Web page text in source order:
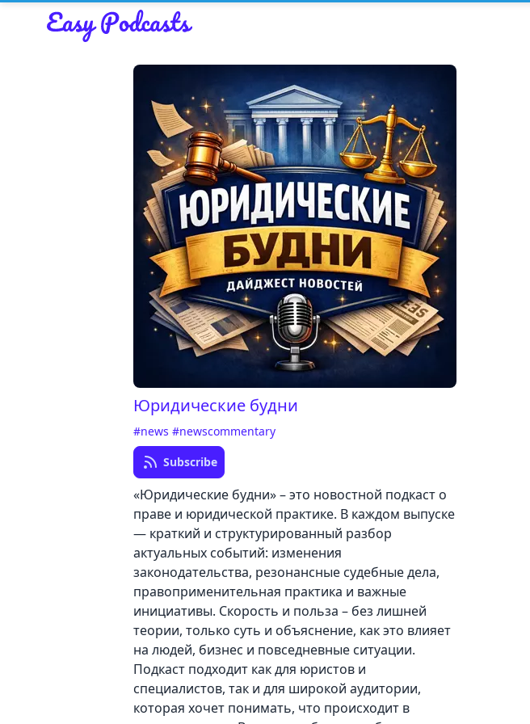
Read about our content policies
Юридические будни
#news#newscommentary
Subscribe
«Юридические будни» – это новостной подкаст о
праве и юридической практике. В каждом выпуске
— краткий и структурированный разбор
актуальных событий: изменения
законодательства, резонансные судебные дела,
правоприменительная практика и важные
инициативы. Скорость и польза – без лишней
теории, только суть и объяснение, как это влияет
на людей, бизнес и повседневные ситуации.
Подкаст подходит как для юристов и
специалистов, так и для широкой аудитории,
которая хочет понимать, что происходит в
Cancel